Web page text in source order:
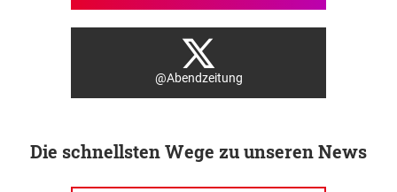
@Abendzeitung
Die schnellsten Wege zu unseren News